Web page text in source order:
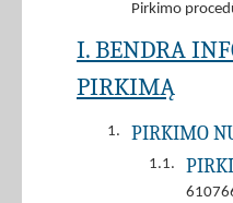
Pirkimo
I. BENDRA
PIRKIMĄ
1. PIRKIMO
1.1.